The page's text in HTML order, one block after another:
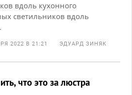
вдоль кухонного
светильников вдоль
2022 В 21:21 ЭДУАРД ЗИНЯК
что это за люстра